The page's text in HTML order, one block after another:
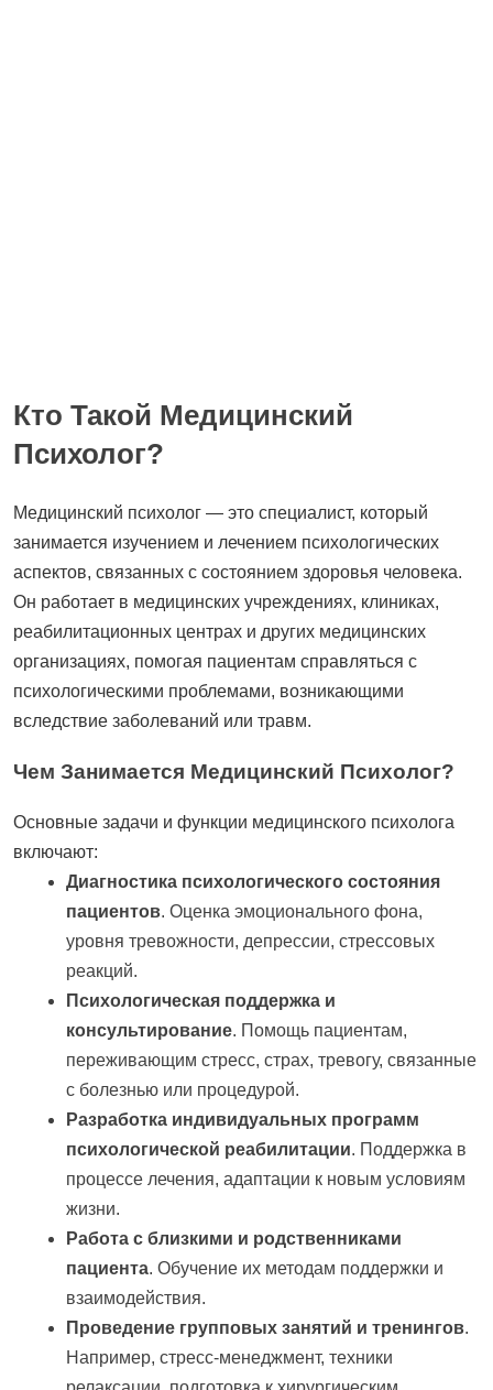
Кто Такой Медицинский
Психолог?
Медицинский психолог — это специалист, который
занимается изучением и лечением психологических
аспектов, связанных с состоянием здоровья человека.
Он работает в медицинских учреждениях, клиниках,
реабилитационных центрах и других медицинских
организациях, помогая пациентам справляться с
психологическими проблемами, возникающими
вследствие заболеваний или травм.
Чем Занимается Медицинский Психолог?
Основные задачи и функции медицинского психолога
включают:
Диагностика психологического состояния
пациентов. Оценка эмоционального фона,
уровня тревожности, депрессии, стрессовых
реакций.
Психологическая поддержка и
консультирование. Помощь пациентам,
переживающим стресс, страх, тревогу, связанные
с болезнью или процедурой.
Разработка индивидуальных программ
психологической реабилитации. Поддержка в
процессе лечения, адаптации к новым условиям
жизни.
Работа с близкими и родственниками
пациента. Обучение их методам поддержки и
взаимодействия.
Проведение групповых занятий и тренингов.
Например, стресс-менеджмент, техники